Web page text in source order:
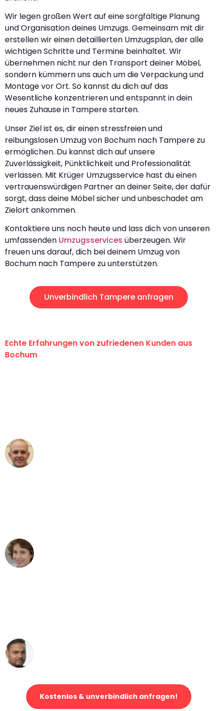
Wir legen großen Wert auf eine sorgfältige Planung
und Organisation deines Umzugs. Gemeinsam mit dir
erstellen wir einen detaillierten Umzugsplan, der alle
wichtigen Schritte und Termine beinhaltet. Wir
übernehmen nicht nur den Transport deiner Möbel,
sondern kümmern uns auch um die Verpackung und
Montage vor Ort. So kannst du dich auf das
Wesentliche konzentrieren und entspannt in dein
neues Zuhause in Tampere starten.
Unser Ziel ist es, dir einen stressfreien und
reibungslosen Umzug von Bochum nach Tampere zu
ermöglichen. Du kannst dich auf unsere
Zuverlässigkeit, Pünktlichkeit und Professionalität
verlassen. Mit Krüger Umzugsservice hast du einen
vertrauenswürdigen Partner an deiner Seite, der dafür
sorgt, dass deine Möbel sicher und unbeschadet am
Zielort ankommen.
Kontaktiere uns noch heute und lass dich von unseren
umfassenden Umzugsservices überzeugen. Wir
freuen uns darauf, dich bei deinem Umzug von
Bochum nach Tampere zu unterstützen.
Unverbindlich Tampere anfragen
Echte Erfahrungen von zufriedenen Kunden aus
Bochum
Kostenlos & unverbindlich anfragen!